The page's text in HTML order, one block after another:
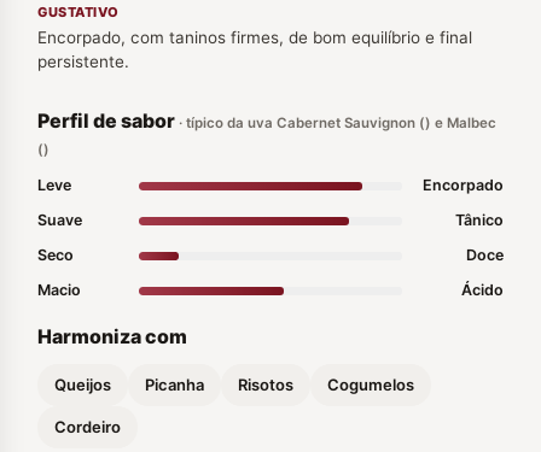
GUSTATIVO
Encorpado, com taninos firmes, de bom equilíbrio e final
persistente.
Perfil de sabor · típico da uva Cabernet Sauvignon () e Malbec
()
Leve
Encorpado
Suave
Tânico
Seco
Doce
Macio
Ácido
Harmoniza com
Queijos Picanha Risotos Cogumelos
Cordeiro